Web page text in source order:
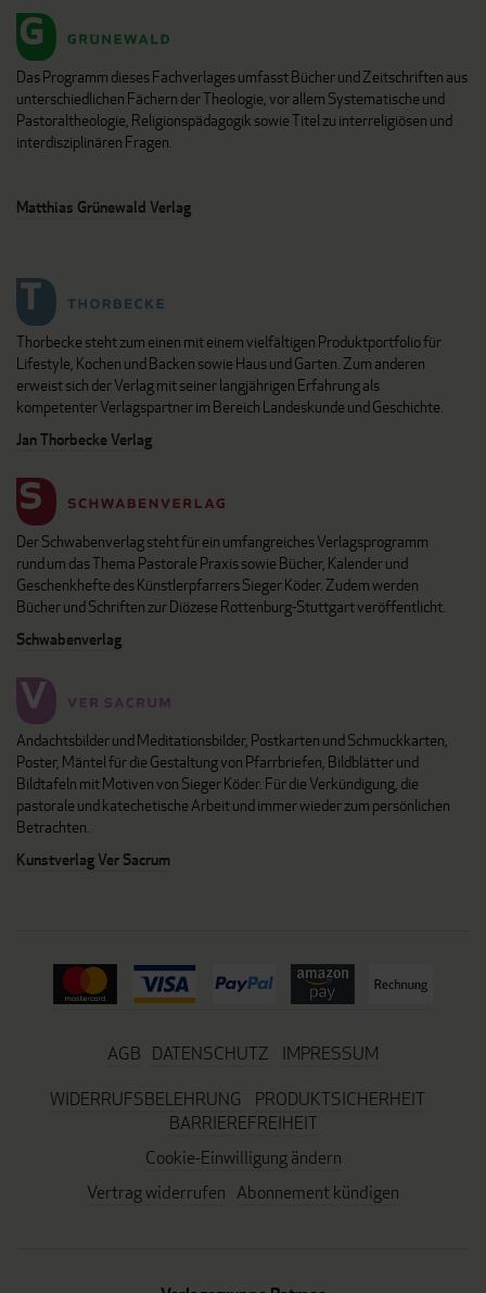
Das Programm dieses Fachverlages umfasst Bücher und Zeitschriften aus
unterschiedlichen Fächern der Theologie, vor allem Systematische und
Pastoraltheologie, Religionspädagogik sowie Titel zu interreligiösen und
interdisziplinären Fragen.
Matthias Grünewald Verlag
Thorbecke steht zum einen mit einem vielfältigen Produktportfolio für
Lifestyle, Kochen und Backen sowie Haus und Garten. Zum anderen
erweist sich der Verlag mit seiner langjährigen Erfahrung als
kompetenter Verlagspartner im Bereich Landeskunde und Geschichte.
Jan Thorbecke Verlag
Der Schwabenverlag steht für ein umfangreiches Verlagsprogramm
rund um das Thema Pastorale Praxis sowie Bücher, Kalender und
Geschenkhefte des Künstlerpfarrers Sieger Köder. Zudem werden
Bücher und Schriften zur Diözese Rottenburg-Stuttgart veröffentlicht.
Schwabenverlag
Andachtsbilder und Meditationsbilder, Postkarten und Schmuckkarten,
Poster, Mäntel für die Gestaltung von Pfarrbriefen, Bildblätter und
Bildtafeln mit Motiven von Sieger Köder. Für die Verkündigung, die
pastorale und katechetische Arbeit und immer wieder zum persönlichen
Betrachten.
Kunstverlag Ver Sacrum
AGB DATENSCHUTZ
IMPRESSUM
WIDERRUFSBELEHRUNG
PRODUKTSICHERHEIT
BARRIEREFREIHEIT
Cookie-Einwilligung ändern
Vertrag widerrufen Abonnement kündigen